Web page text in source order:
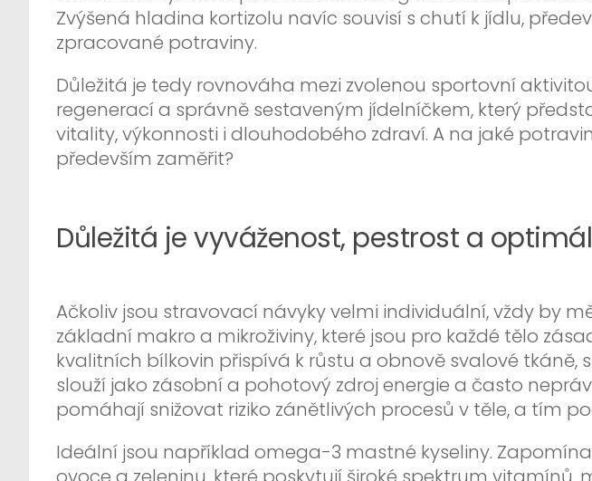
Zvýšená hladina kortizolu navíc souvisí s chutí k jídlu,
zpracované potraviny.
Důležitá je tedy rovnováha mezi zvolenou sportovní
regenerací a správně sestaveným jídelníčkem, který
vitality, výkonnosti i dlouhodobého zdraví. A na jaké
především zaměřit?
Důležitá je vyváženost, pestrost a
Ačkoliv jsou stravovací návyky velmi individuální, vždy by
základní makro a mikroživiny, které jsou pro každé tělo
kvalitních bílkovin přispívá k růstu a obnově svalové tkáně,
slouží jako zásobní a pohotový zdroj energie a často
pomáhají snižovat riziko zánětlivých procesů v těle, a tím
Ideální jsou například omega-3 mastné kyseliny.